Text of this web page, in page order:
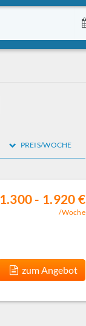
PREIS/WOCHE
1.300 - 1.920 €
/Woche
zum Angebot